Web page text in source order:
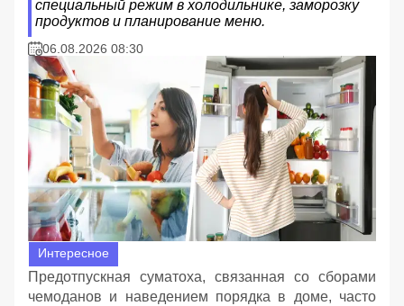
специальный режим в холодильнике, заморозку
продуктов и планирование меню.
06.08.2026 08:30
Интересное
Предотпускная суматоха, связанная со сборами
чемоданов и наведением порядка в доме, часто